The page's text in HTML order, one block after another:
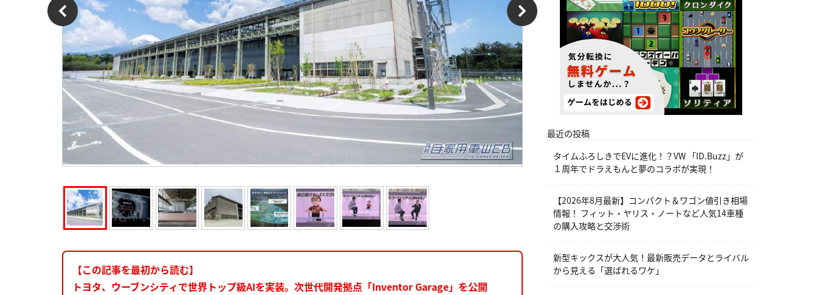
【この記事を最初から読む】
トヨタ、ウーブンシティで世界トップ級AIを実装。次世代開発拠点「Inventor Garage」を公開
最近の投稿
タイムふろしきでEVに進化！？VW 「ID.Buzz」が
１周年でドラえもんと夢のコラボが実現！
【2026年8月最新】コンパクト＆ワゴン値引き相場
情報！ フィット・ヤリス・ノートなど人気14車種
の購入攻略と交渉術
新型キックスが大人気！最新販売データとライバル
から見える「選ばれるワケ」